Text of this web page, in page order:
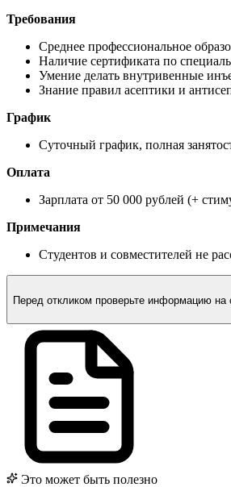
Требования
Среднее профессиональное
Наличие сертификата по
Умение делать внутривенные
Знание правил асептики и
График
Суточный график, полная
Оплата
Зарплата от 50 000 рублей (+
Примечания
Студентов и совместителей не
Перед откликом проверьте информацию на
Это может быть полезно